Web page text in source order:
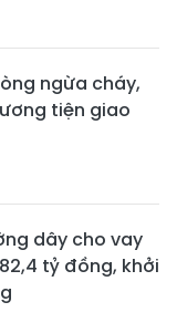
ngừa cháy,
tiện giao
dây cho vay
tỷ đồng, khởi